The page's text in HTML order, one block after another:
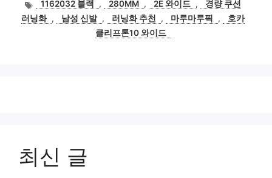
그
1162032 블랙 , 280MM , 2E 와이드 ,
경량 쿠션
러닝화 , 남성 신발 , 러닝화 추천 , 마루마루픽 ,
호카
클리프톤10 와이드
최신 글